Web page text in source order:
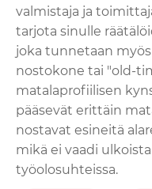
valmistaja ja
tarjota sinulle
joka tunnetaan
nostokone tai "old-
matalaprofiilisen
pääsevät erittäin
nostavat esineitä
mikä ei vaadi
työolosuhteissa.